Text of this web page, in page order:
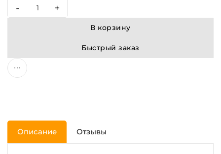
- +
В корзину
Быстрый заказ
Описание Отзывы